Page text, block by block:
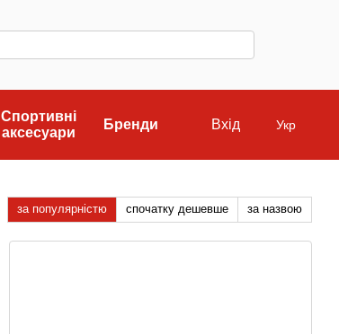
Спортивні
аксесуари
Бренди Вхід Укр
за популярністю спочатку дешевше за назвою